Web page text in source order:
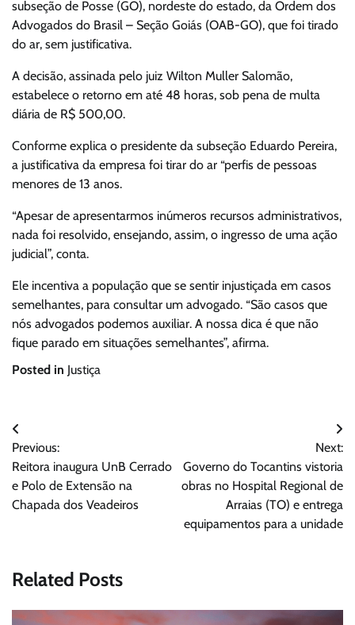
subseção de Posse (GO), nordeste do estado, da Ordem dos
Advogados do Brasil – Seção Goiás (OAB-GO), que foi tirado
do ar, sem justificativa.
A decisão, assinada pelo juiz Wilton Muller Salomão,
estabelece o retorno em até 48 horas, sob pena de multa
diária de R$ 500,00.
Conforme explica o presidente da subseção Eduardo Pereira,
a justificativa da empresa foi tirar do ar “perfis de pessoas
menores de 13 anos.
“Apesar de apresentarmos inúmeros recursos administrativos,
nada foi resolvido, ensejando, assim, o ingresso de uma ação
judicial”, conta.
Ele incentiva a população que se sentir injustiçada em casos
semelhantes, para consultar um advogado. “São casos que
nós advogados podemos auxiliar. A nossa dica é que não
fique parado em situações semelhantes”, afirma.
Posted in Justiça
Navegação
de
Post
Previous:
Reitora inaugura UnB Cerrado
e Polo de Extensão na
Chapada dos Veadeiros
Next:
Governo do Tocantins vistoria
obras no Hospital Regional de
Arraias (TO) e entrega
equipamentos para a unidade
Related Posts